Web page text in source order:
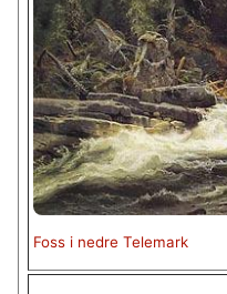
Foss i nedre Telemark